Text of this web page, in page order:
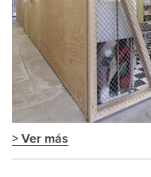
> Ver más